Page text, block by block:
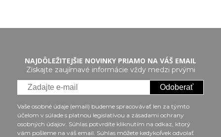
NAJDÔLEŽITEJŠIE NOVINKY PRIAMO NA VÁŠ EMAIL
Získajte zaujímavé informácie vždy medzi prvými
Odoberať
Vaše osobné údaje (email) budeme spracovávať len za týmto
účelom v súlade s platnou legislatívou a zásadami ochrany
osobných údajov. Súhlas potvrdíte kliknutím na odkaz, ktorý
vám pošleme na váš email. Súhlas môžete kedykoľvek odvolať